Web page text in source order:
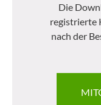
Die
registrierte
nach der